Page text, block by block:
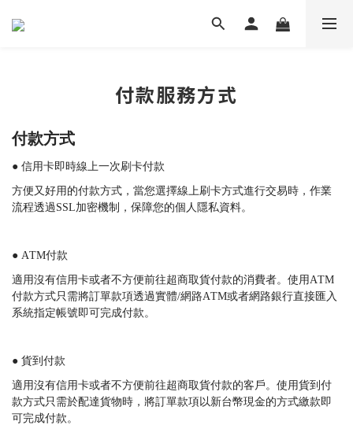
付款服務方式
付款方式
● 信用卡即時線上一次刷卡付款
方便又好用的付款方式，當您選擇線上刷卡方式進行交易時，作業
流程透過SSL加密機制，保障您的個人隱私資料。
● ATM付款
適用沒有信用卡或者不方便前往超商取貨付款的消費者。使用ATM
付款方式只需將訂單款項透過實體/網路ATM或者網路銀行直接匯入
系統指定帳號即可完成付款。
● 貨到付款
適用沒有信用卡或者不方便前往超商取貨付款的客戶。使用貨到付
款方式只需於配達貨物時，將訂單款項以新台幣現金的方式繳款即
可完成付款。